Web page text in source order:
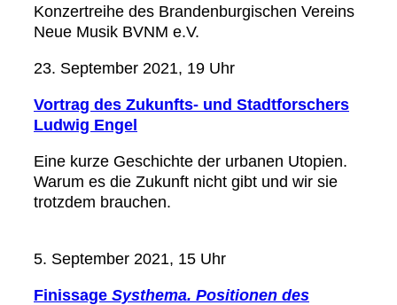
Konzertreihe des Brandenburgischen Vereins
Neue Musik BVNM e.V.
23. September 2021, 19 Uhr
Vortrag des Zukunfts- und Stadtforschers
Ludwig Engel
Eine kurze Geschichte der urbanen Utopien.
Warum es die Zukunft nicht gibt und wir sie
trotzdem brauchen.
5. September 2021, 15 Uhr
Finissage Systhema. Positionen des